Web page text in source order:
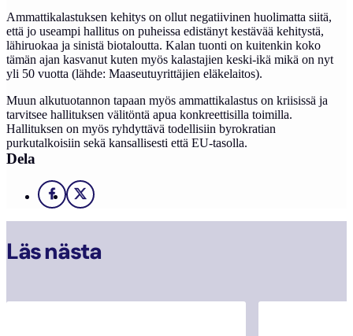
Ammattikalastuksen kehitys on ollut negatiivinen huolimatta siitä,
että jo useampi hallitus on puheissa edistänyt kestävää kehitystä,
lähiruokaa ja sinistä biotaloutta. Kalan tuonti on kuitenkin koko
tämän ajan kasvanut kuten myös kalastajien keski-ikä mikä on nyt
yli 50 vuotta (lähde: Maaseutuyrittäjien eläkelaitos).
Muun alkutuotannon tapaan myös ammattikalastus on kriisissä ja
tarvitsee hallituksen välitöntä apua konkreettisilla toimilla.
Hallituksen on myös ryhdyttävä todellisiin byrokratian
purkutalkoisiin sekä kansallisesti että EU-tasolla.
Dela
Facebook
X
Läs nästa